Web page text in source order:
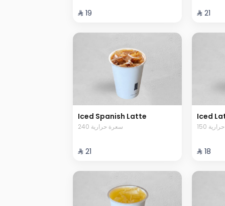
⁨⁦‪‬ 19⁩ ⁨⁦‪‬ 21⁩
Iced Spanish Latte
240 سعرة حرارية
⁨⁦‪‬ 21⁩
Iced
حرارية
⁨⁦‪‬ 18⁩